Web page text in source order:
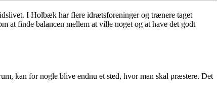
I Holbæk har flere idrætsforeninger og trænere taget
at finde balancen mellem at ville noget og at have det godt
kan for nogle blive endnu et sted, hvor man skal præstere. Det